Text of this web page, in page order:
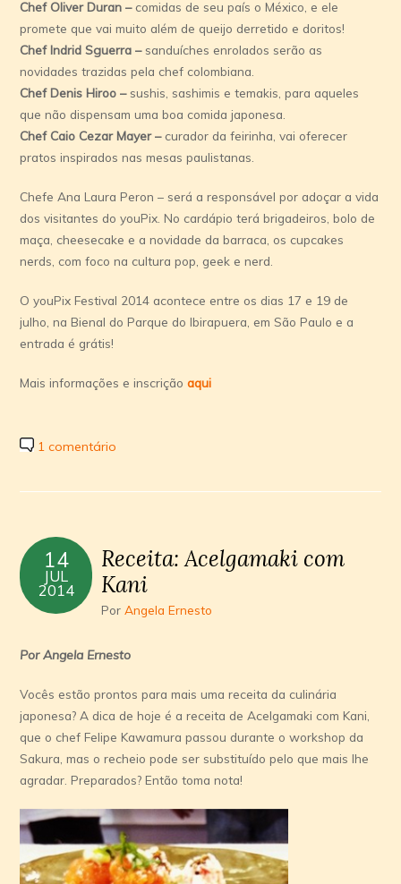
Chef Oliver Duran –comidas de seu país o México, e ele
promete que vai muito além de queijo derretido e doritos!
Chef Indrid Sguerra – sanduíches enrolados serão as
novidades trazidas pela chef colombiana.
Chef Denis Hiroo –sushis, sashimis e temakis, para aqueles
que não dispensam uma boa comida japonesa.
Chef Caio Cezar Mayer –curador da feirinha, vai oferecer
pratos inspirados nas mesas paulistanas.
Chefe Ana Laura Peron – será a responsável por adoçar a vida
dos visitantes do youPix. No cardápio terá brigadeiros, bolo de
maça, cheesecake e a novidade da barraca, os cupcakes
nerds, com foco na cultura pop, geek e nerd.
O youPix Festival 2014 acontece entre os dias 17 e 19 de
julho, na Bienal do Parque do Ibirapuera, em São Paulo e a
entrada é grátis!
Mais informações e inscriçãoaqui
1 comentário
14
JUL
2014
Receita: Acelgamaki com
Kani
PorAngela Ernesto
Por Angela Ernesto
Vocês estão prontos para mais uma receita da culinária
japonesa? A dica de hoje é a receita de Acelgamaki com Kani,
que o chef Felipe Kawamura passou durante o workshop da
Sakura, mas o recheio pode ser substituído pelo que mais lhe
agradar. Preparados? Então toma nota!